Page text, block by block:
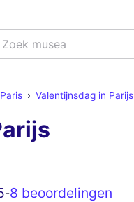
Zoek m
Valentijnsdag in Parijs
-8 beoordelingen